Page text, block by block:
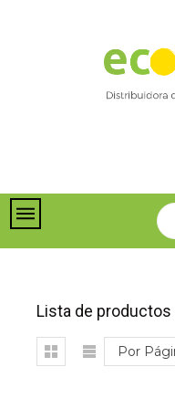
Lista de productos
Por